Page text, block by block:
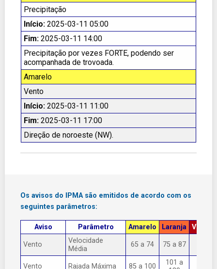
Precipitação
Início: 2025-03-11 05:00
Fim: 2025-03-11 14:00
Precipitação por vezes FORTE, podendo ser
acompanhada de trovoada.
Amarelo
Vento
Início: 2025-03-11 11:00
Fim: 2025-03-11 17:00
Direção de noroeste (NW).
Os avisos do IPMA são emitidos de acordo com os
seguintes parâmetros:
Aviso Parâmetro Amarelo Laranja
Vento
Velocidade
Média
65 a 74 75 a 87
Vento Rajada Máxima 85 a 100
101 a